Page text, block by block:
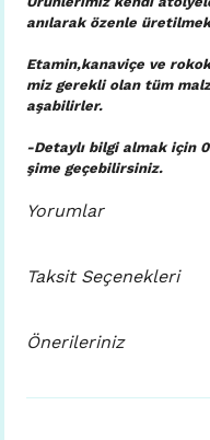
anılarak özenle
Etamin,kanaviçe ve
miz gerekli olan tüm
aşabilirler.
-Detaylı bilgi almak için
şime geçebilirsiniz.
Yorumlar
Taksit Seçenekleri
Önerileriniz